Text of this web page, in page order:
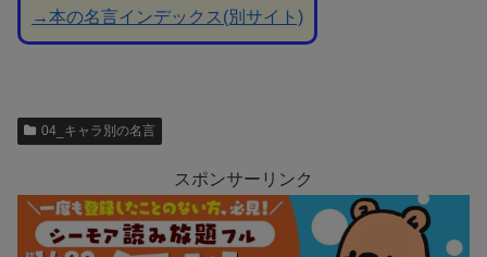
→本の名言インデックス(別サイト)
04_キャラ別の名言
スポンサーリンク